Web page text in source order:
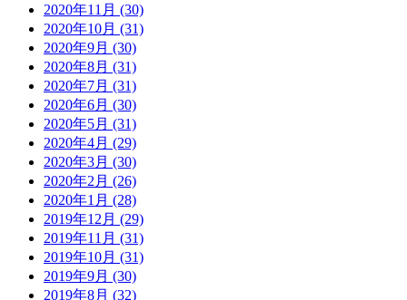
2020年11月 (30)
2020年10月 (31)
2020年9月 (30)
2020年8月 (31)
2020年7月 (31)
2020年6月 (30)
2020年5月 (31)
2020年4月 (29)
2020年3月 (30)
2020年2月 (26)
2020年1月 (28)
2019年12月 (29)
2019年11月 (31)
2019年10月 (31)
2019年9月 (30)
2019年8月 (32)